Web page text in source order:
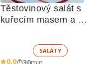
Těstovinový salát s
kuřecím masem a
SALÁTY
0,0